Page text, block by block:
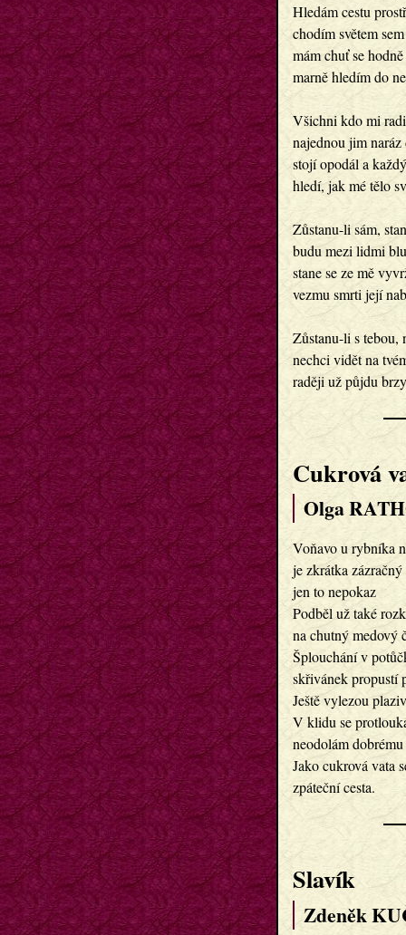
Hledám cestu
chodím světem
mám chuť se
marně hledím do
Všichni kdo mi
najednou jim naráz
stojí opodál a
hledí, jak mé tělo
Zůstanu-li sám,
budu mezi lidmi
stane se ze mě
vezmu smrti její
Zůstanu-li s tebou,
nechci vidět na
raději už půjdu
Cukrová
Olga
Voňavo u rybníka
je zkrátka
jen to nepokaz
Podběl už také
na chutný medový
Šplouchání v
skřivánek propustí
Ještě vylezou
V klidu se
neodolám
Jako cukrová vata
zpáteční cesta.
Slavík
Zdeněk